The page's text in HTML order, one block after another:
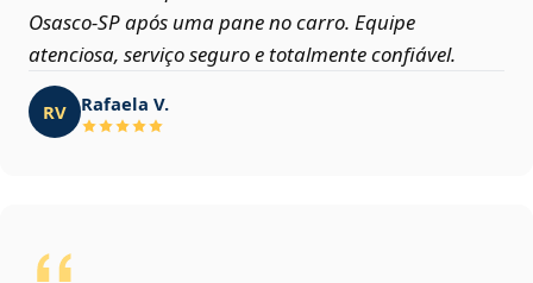
Osasco‑SP após uma pane no carro. Equipe
atenciosa, serviço seguro e totalmente confiável.
RV Rafaela V.